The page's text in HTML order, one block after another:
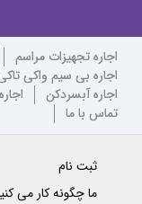
اجاره تجهیزات مراسم
اجاره بی سیم واکی
اجاره آبسردکن
تماس با ما
ثبت نام
ما چگونه کار می